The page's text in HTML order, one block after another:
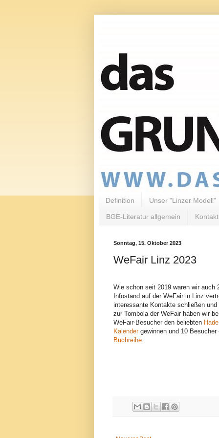
Definition Unser "Linzer Modell"
BGE-Literatur allgemein Kontakt
Sonntag, 15. Oktober 2023
WeFair Linz 2023
Wie schon seit 2019 waren wir auch
Infostand auf der WeFair in Linz
interessante Kontakte schließen
zur Tombola der WeFair haben wir
WeFair-Besucher den beliebten
Kalendergewinnen und 10 Besucher
Buchreihe.